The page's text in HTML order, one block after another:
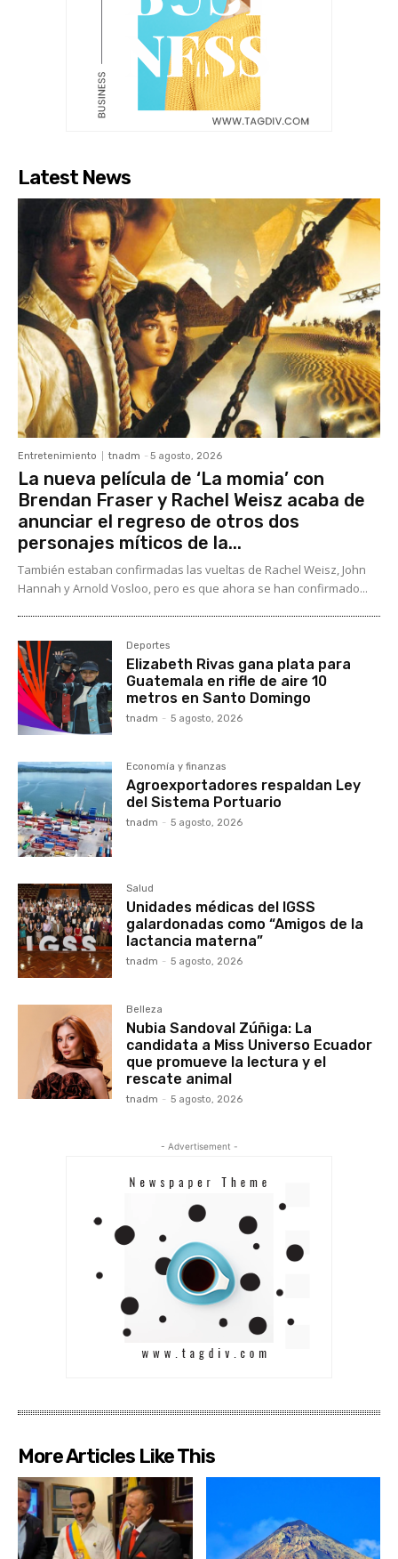
Latest News
Entretenimiento tnadm - 5 agosto, 2026
La nueva película de ‘La momia’ con
Brendan Fraser y Rachel Weisz acaba de
anunciar el regreso de otros dos
personajes míticos de la...
También estaban confirmadas las vueltas de Rachel Weisz, John
Hannah y Arnold Vosloo, pero es que ahora se han confirmado...
Deportes
Elizabeth Rivas gana plata para
Guatemala en rifle de aire 10
metros en Santo Domingo
tnadm - 5 agosto, 2026
Economía y finanzas
Agroexportadores respaldan Ley
del Sistema Portuario
tnadm - 5 agosto, 2026
Salud
Unidades médicas del IGSS
galardonadas como “Amigos de la
lactancia materna”
tnadm - 5 agosto, 2026
Belleza
Nubia Sandoval Zúñiga: La
candidata a Miss Universo Ecuador
que promueve la lectura y el
rescate animal
tnadm - 5 agosto, 2026
- Advertisement -
More Articles Like This